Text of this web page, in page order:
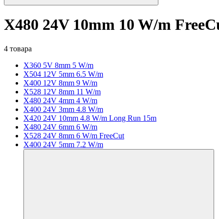
X480 24V 10mm 10 W/m
4 товара
X360 5V 8mm 5 W/m
X504 12V 5mm 6.5 W/m
X400 12V 8mm 9 W/m
X528 12V 8mm 11 W/m
X480 24V 4mm 4 W/m
X400 24V 3mm 4.8 W/m
X420 24V 10mm 4.8 W/m Long Run 15m
X480 24V 6mm 6 W/m
X528 24V 8mm 6 W/m FreeCut
X400 24V 5mm 7.2 W/m